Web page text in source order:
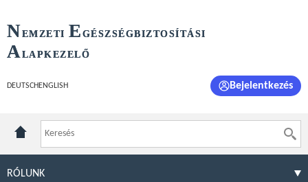
NEMZETI E GÉSZSÉGBIZTOSÍTÁSI
ALAPKEZELŐ
DEUTSCH ENGLISH Bejelentkezés
RÓLUNK